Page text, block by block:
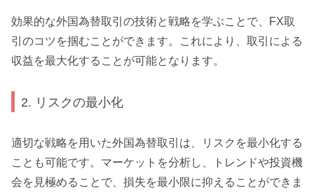
効果的な外国為替取引の技術と戦略を学ぶことで、FX取
引のコツを掴むことができます。これにより、取引による
収益を最大化することが可能となります。
2. リスクの最小化
適切な戦略を用いた外国為替取引は、リスクを最小化する
ことも可能です。マーケットを分析し、トレンドや投資機
会を見極めることで、損失を最小限に抑えることができま